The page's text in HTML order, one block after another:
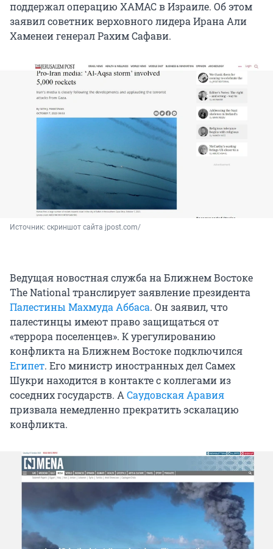
поддержал операцию ХАМАС в Израиле. Об этом
заявил советник верховного лидера Ирана Али
Хаменеи генерал Рахим Сафави.
Источник: скриншот сайта jpost.com/
Ведущая новостная служба на Ближнем Востоке
The National транслирует заявление президента
Палестины Махмуда Аббаса. Он заявил, что
палестинцы имеют право защищаться от
«террора поселенцев». К урегулированию
конфликта на Ближнем Востоке подключился
Египет. Его министр иностранных дел Самех
Шукри находится в контакте с коллегами из
соседних государств. АСаудовская Аравия
призвала немедленно прекратить эскалацию
конфликта.